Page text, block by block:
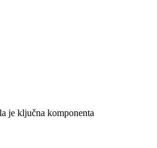
je ključna komponenta